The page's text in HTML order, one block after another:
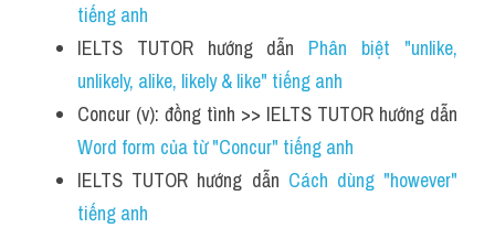
tiếng anh
IELTS TUTOR hướng dẫn Phân biệt "unlike,
unlikely, alike, likely & like" tiếng anh
Word form của từ "Concur" tiếng anh
IELTS TUTOR hướng dẫn Cách dùng "however"
tiếng anh